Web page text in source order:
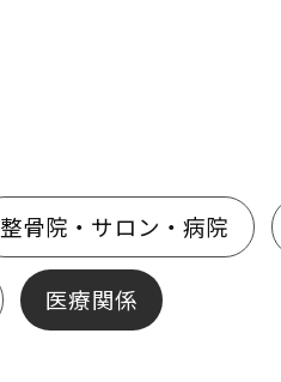
整骨院・サロン・病院
医療関係